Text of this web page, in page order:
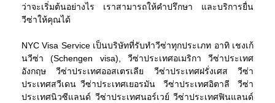
ว่าจะเริ่มต้นอย่างไร เราสามารถให้คำปรึกษา และบริการยื่น
วีซ่าให้คุณได้
NYC Visa Service เป็นบริษัทที่รับทำวีซ่าทุกประเภท อาทิ เชงเก้
นวีซ่า (Schengen visa), วีซ่าประเทศอเมริกา วีซ่าประเทศ
อังกฤษ วีซ่าประเทศออสเตรเลีย วีซ่าประเทศฝรั่งเศส วีซ่า
ประเทศสวีเดน วีซ่าประเทศเยอรมัน วีซ่าประเทศอิตาลี วีซ่า
ประเทศนิวซีแลนด์ วีซ่าประเทศนอร์เวย์ วีซ่าประเทศฟินแลนด์